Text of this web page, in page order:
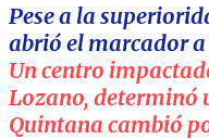
Pese a la
abrió el marcador
Un centro
Lozano, determinó
Quintana cambió